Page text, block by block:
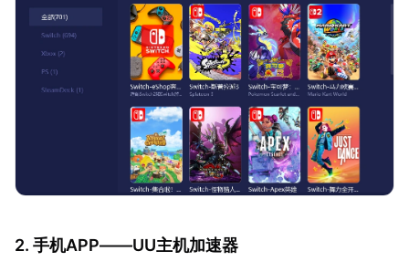
2. 手机APP——UU主机加速器